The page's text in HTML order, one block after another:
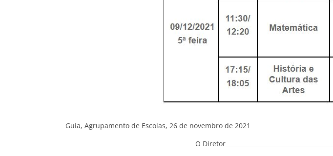
Guia, Agrupamento de Escolas, 26 de novembro de 2021
O